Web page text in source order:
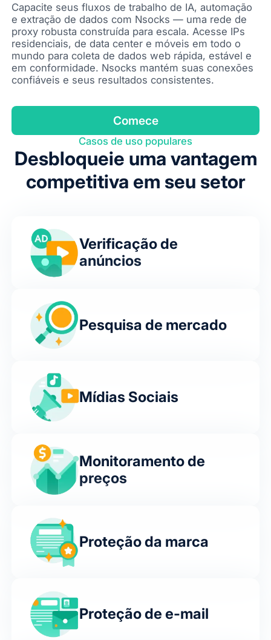
Capacite seus fluxos de trabalho de IA, automação
e extração de dados com Nsocks — uma rede de
proxy robusta construída para escala. Acesse IPs
residenciais, de data center e móveis em todo o
mundo para coleta de dados web rápida, estável e
em conformidade. Nsocks mantém suas conexões
confiáveis e seus resultados consistentes.
Comece
Casos de uso populares
Desbloqueie uma vantagem
competitiva em seu setor
Verificação de
anúncios
Pesquisa de mercado
Mídias Sociais
Monitoramento de
preços
Proteção da marca
Proteção de e-mail